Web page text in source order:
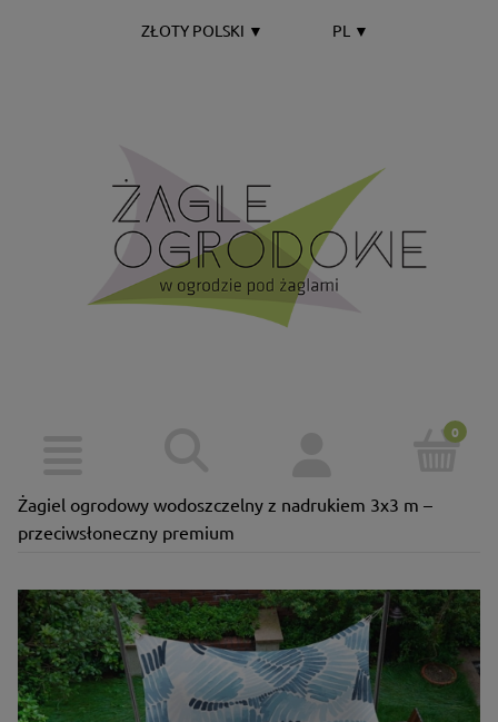
ZŁOTY POLSKI ▼ PL ▼
Żagiel ogrodowy wodoszczelny z nadrukiem 3x3 m –
przeciwsłoneczny premium